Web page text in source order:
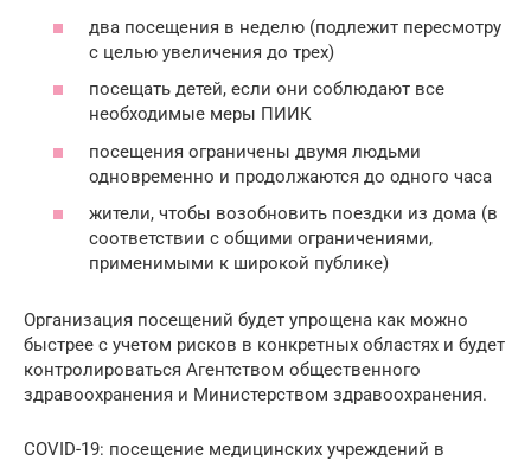
два посещения в неделю (подлежит пересмотру
с целью увеличения до трех)
посещать детей, если они соблюдают все
необходимые меры ПИИК
посещения ограничены двумя людьми
одновременно и продолжаются до одного часа
жители, чтобы возобновить поездки из дома (в
соответствии с общими ограничениями,
применимыми к широкой публике)
Организация посещений будет упрощена как можно
быстрее с учетом рисков в конкретных областях и будет
контролироваться Агентством общественного
здравоохранения и Министерством здравоохранения.
COVID-19: посещение медицинских учреждений в